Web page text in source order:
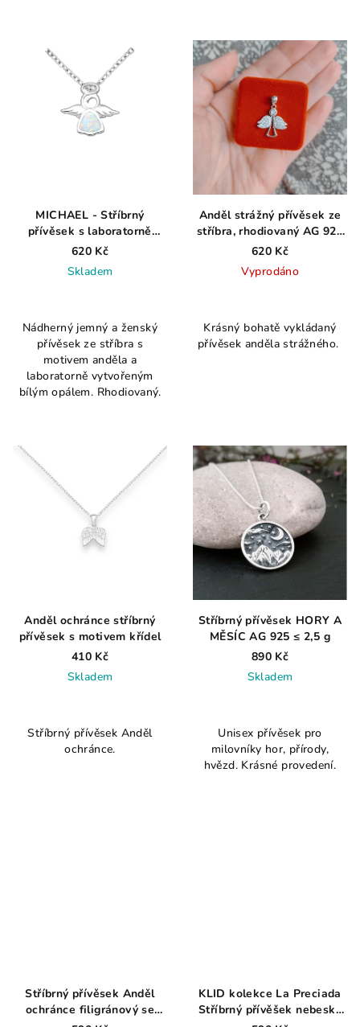
MICHAEL - Stříbrný
přívěsek s laboratorně
vytvořeným bílým opálem
AG 925 ≤ 1,5 g
620 Kč
Skladem
produktu
je
3,5
z
5
Nádherný jemný a ženský
přívěsek ze stříbra s
motivem anděla a
laboratorně vytvořeným
bílým opálem. Rhodiovaný.
Anděl strážný přívěsek ze
stříbra, rhodiovaný AG 925
≤ 1,4 g
620 Kč
Vyprodáno
produktu
je
Krásný bohatě vykládaný
přívěsek anděla strážného.
Anděl ochránce stříbrný
přívěsek s motivem křídel
410 Kč
Skladem
produktu
je
Stříbrný přívěsek Anděl
ochránce.
Stříbrný přívěsek HORY A
MĚSÍC AG 925 ≤ 2,5 g
890 Kč
Skladem
Unisex přívěsek pro
milovníky hor, přírody,
hvězd. Krásné provedení.
Stříbrný přívěsek Anděl
ochránce filigránový se
KLID kolekce La Preciada
Stříbrný přívěšek nebeský